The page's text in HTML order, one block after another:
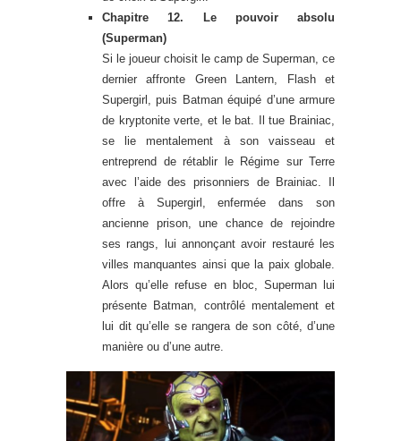
Chapitre 12. Le pouvoir absolu
(Superman)
Si le joueur choisit le camp de Superman, ce
dernier affronte Green Lantern, Flash et
Supergirl, puis Batman équipé d’une armure
de kryptonite verte, et le bat. Il tue Brainiac,
se lie mentalement à son vaisseau et
entreprend de rétablir le Régime sur Terre
avec l’aide des prisonniers de Brainiac. Il
offre à Supergirl, enfermée dans son
ancienne prison, une chance de rejoindre
ses rangs, lui annonçant avoir restauré les
villes manquantes ainsi que la paix globale.
Alors qu’elle refuse en bloc, Superman lui
présente Batman, contrôlé mentalement et
lui dit qu’elle se rangera de son côté, d’une
manière ou d’une autre.